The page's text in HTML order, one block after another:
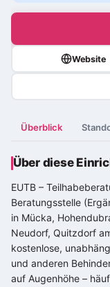
Website
Überblick
Über diese
EUTB –
Beratungsstelle
in Mücka,
Neudorf, Quitzdorf
kostenlose,
und anderen
auf Augenhöhe –